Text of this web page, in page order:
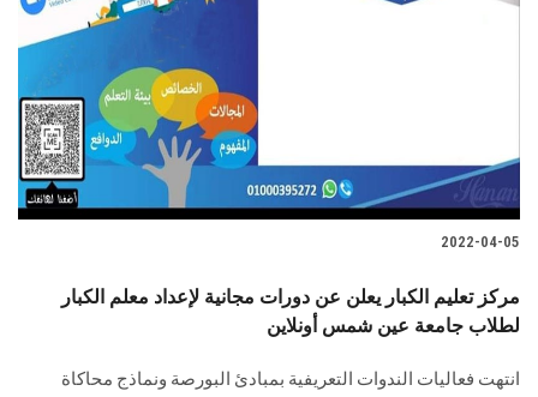
2022-04-05
مركز تعليم الكبار يعلن عن دورات مجانية لإعداد معلم الكبار
لطلاب جامعة عين شمس أونلاين
انتهت فعاليات الندوات التعريفية بمبادئ البورصة ونماذج محاكاة